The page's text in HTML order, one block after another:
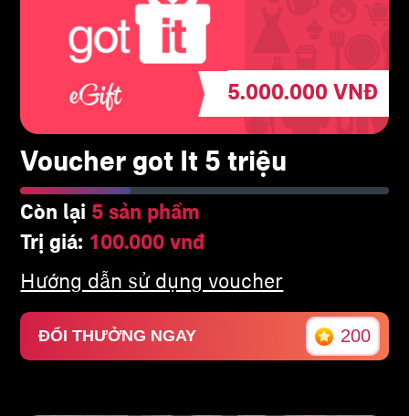
5.000.000 VNĐ
Voucher got It 5 triệu
Còn lại 5 sản phẩm
Trị giá: 100.000 vnđ
Hướng dẫn sử dụng voucher
ĐỔI THƯỞNG NGAY 200